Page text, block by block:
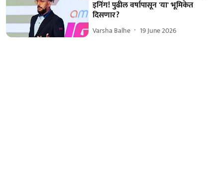
इनिंग! पुढील वर्षापासून 'या' भूमिकेत
दिसणार?
Varsha Balhe 19 June 2026